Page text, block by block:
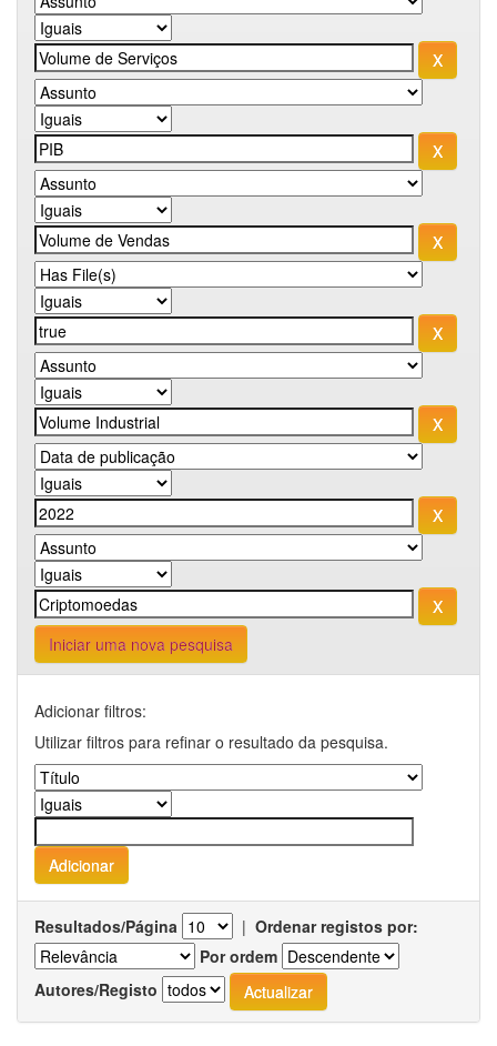
Iniciar uma nova pesquisa
Adicionar filtros:
Utilizar filtros para refinar o resultado da pesquisa.
Resultados/Página | Ordenar registos por:
Por ordem
Autores/Registo